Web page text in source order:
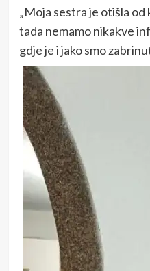
„Moja sestra je otišla od
tada nemamo nikakve
gdje je i jako smo